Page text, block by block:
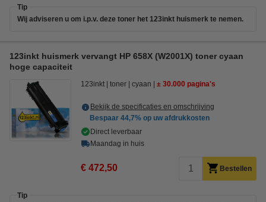
Tip
Wij adviseren u om i.p.v. deze toner het 123inkt huismerk te nemen.
123inkt huismerk vervangt HP 658X (W2001X) toner cyaan
hoge capaciteit
123inkt toner cyaan ± 30.000 pagina's
Bekijk de specificaties en omschrijving
Bespaar 44,7% op uw afdrukkosten
Direct leverbaar
Maandag in huis
€ 472,50 Bestellen
Tip